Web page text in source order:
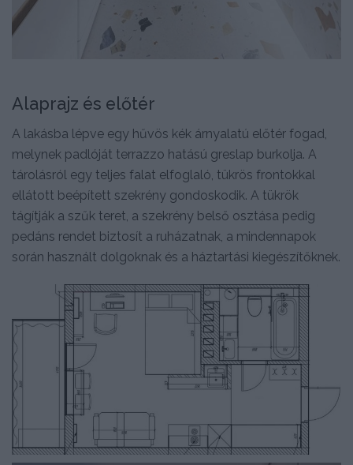
Alaprajz és előtér
A lakásba lépve egy hűvös kék árnyalatú előtér fogad,
melynek padlóját terrazzo hatású greslap burkolja. A
tárolásról egy teljes falat elfoglaló, tükrös frontokkal
ellátott beépített szekrény gondoskodik. A tükrök
tágítják a szűk teret, a szekrény belső osztása pedig
pedáns rendet biztosít a ruházatnak, a mindennapok
során használt dolgoknak és a háztartási kiegészítőknek.